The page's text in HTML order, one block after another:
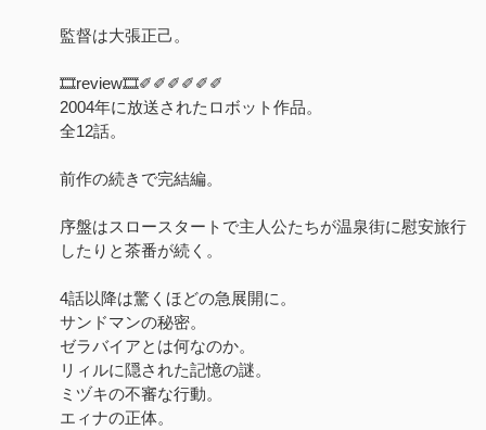
監督は大張正己。
🎞️review🎞️✐✐✐✐✐✐
2004年に放送されたロボット作品。
全12話。
前作の続きで完結編。
序盤はスロースタートで主人公たちが温泉街に慰安旅行
したりと茶番が続く。
4話以降は驚くほどの急展開に。
サンドマンの秘密。
ゼラバイアとは何なのか。
リィルに隠された記憶の謎。
ミヅキの不審な行動。
エィナの正体。